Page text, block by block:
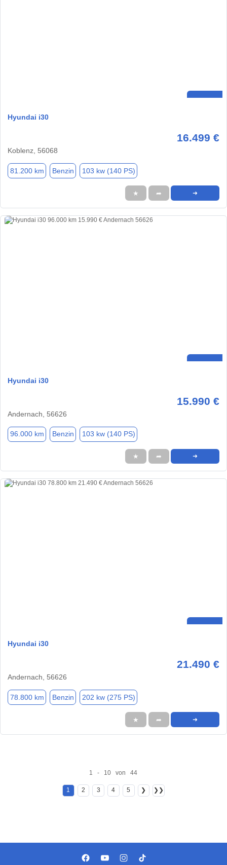
Hyundai i30
16.499 €
Koblenz, 56068
81.200 km Benzin 103 kw (140 PS)
★ ➦ ➜
Hyundai i30
15.990 €
Andernach, 56626
96.000 km Benzin 103 kw (140 PS)
★ ➦ ➜
Hyundai i30
21.490 €
Andernach, 56626
78.800 km Benzin 202 kw (275 PS)
★ ➦ ➜
1 - 10 von 44
1 2 3 4 5 ❯ ❯❯